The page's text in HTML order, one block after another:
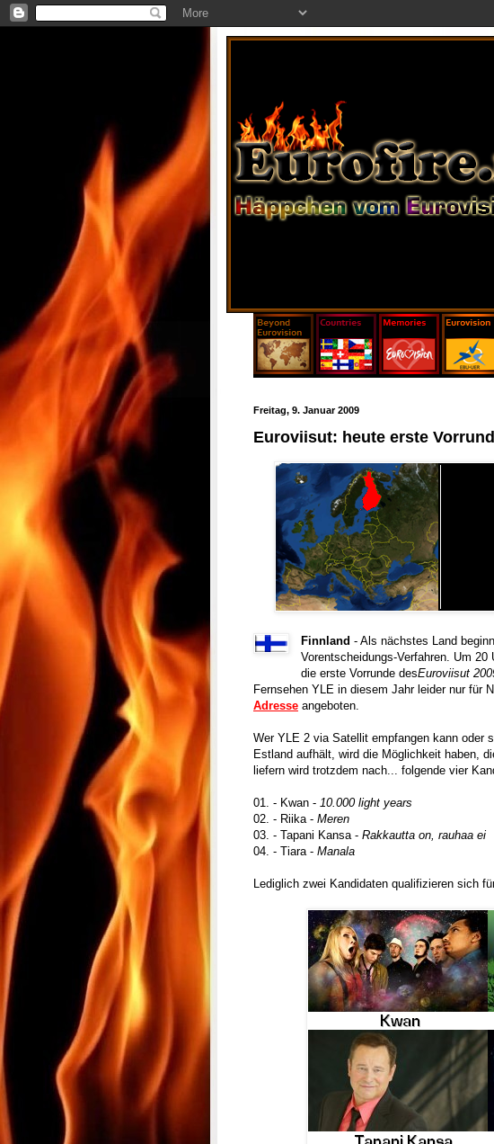
Freitag, 9. Januar 2009
Euroviisut: heute erste
Finnland - Als nächstes Land
Vorentscheidungs-Verfahren. Um
die erste Vorrunde desEuroviisut
Fernsehen YLE in diesem Jahr leider nur für
Adresse angeboten.
Wer YLE 2 via Satellit empfangen kann oder
Estland aufhält, wird die Möglichkeit haben,
liefern wird trotzdem nach... folgende vier
01. - Kwan - 10.000 light years
02. - Riika - Meren
03. - Tapani Kansa - Rakkautta on, rauhaa ei
04. - Tiara - Manala
Lediglich zwei Kandidaten qualifizieren sich